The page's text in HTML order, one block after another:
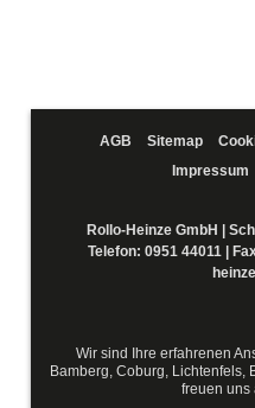
AGB Sitemap
Impressum
Rollo-Heinze GmbH |
Telefon: 0951 44011 |
Wir sind Ihre erfahrenen
Bamberg, Coburg, Lichtenfels,
freuen uns